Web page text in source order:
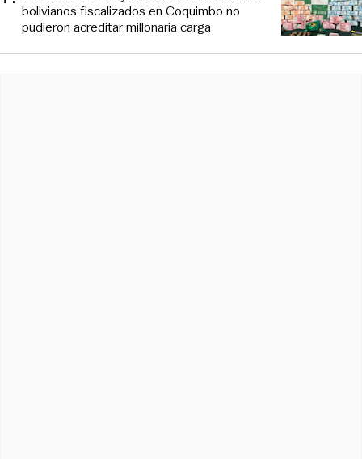
bolivianos fiscalizados en Coquimbo no
pudieron acreditar millonaria carga